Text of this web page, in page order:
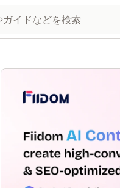
特集の画像ギャラリー